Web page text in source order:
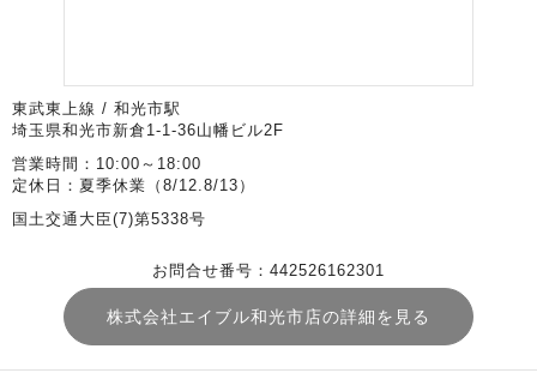
東武東上線 / 和光市駅
埼玉県和光市新倉1-1-36山幡ビル2F
営業時間：10:00～18:00
定休日：夏季休業（8/12.8/13）
国土交通大臣(7)第5338号
お問合せ番号：442526162301
株式会社エイブル和光市店の詳細を見る